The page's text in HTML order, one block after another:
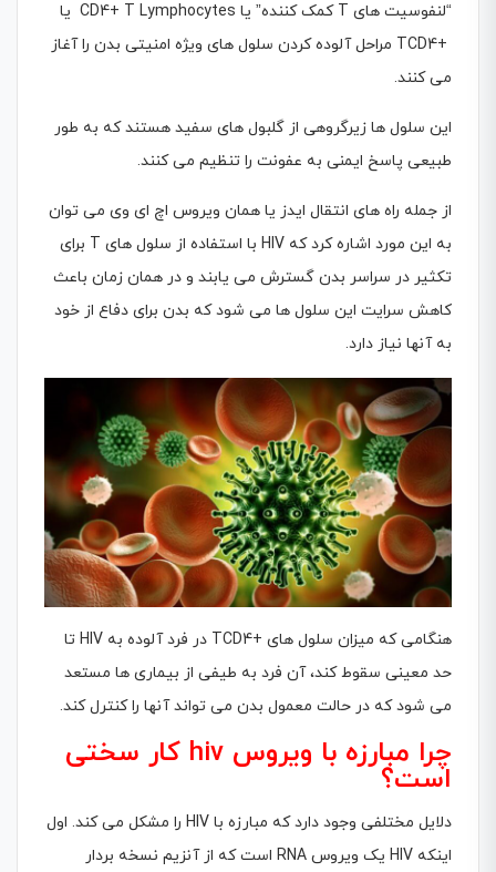
“لنفوسیت های T کمک کننده” یا CD4+ T Lymphocytes یا
+TCD4 مراحل آلوده کردن سلول های ویژه امنیتی بدن را آغاز
می کنند.
این سلول ها زیرگروهى از گلبول هاى سفید هستند که به طور
طبیعى پاسخ ایمنى به عفونت را تنظیم مى کنند.
از جمله راه های انتقال ایدز یا همان ویروس اچ ای وی می توان
به این مورد اشاره کرد که HIV با استفاده از سلول هاى T براى
تکثیر در سراسر بدن گسترش مى یابند و در همان زمان باعث
کاهش سرایت این سلول ها مى شود که بدن براى دفاع از خود
به آنها نیاز دارد.
هنگامى که میزان سلول هاى +TCD4 در فرد آلوده به HIV تا
حد معینى سقوط کند، آن فرد به طیفى از بیمارى ها مستعد
مى شود که در حالت معمول بدن مى تواند آنها را کنترل کند.
چرا مبارزه با ویروس hiv کار سختی
است؟
دلایل مختلفى وجود دارد که مبارزه با HIV را مشکل مى کند. اول
اینکه HIV یک ویروس RNA است که از آنزیم نسخه بردار